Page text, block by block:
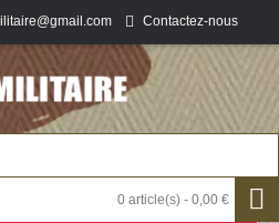
Contactez-nous
0 article(s) - 0,00 €